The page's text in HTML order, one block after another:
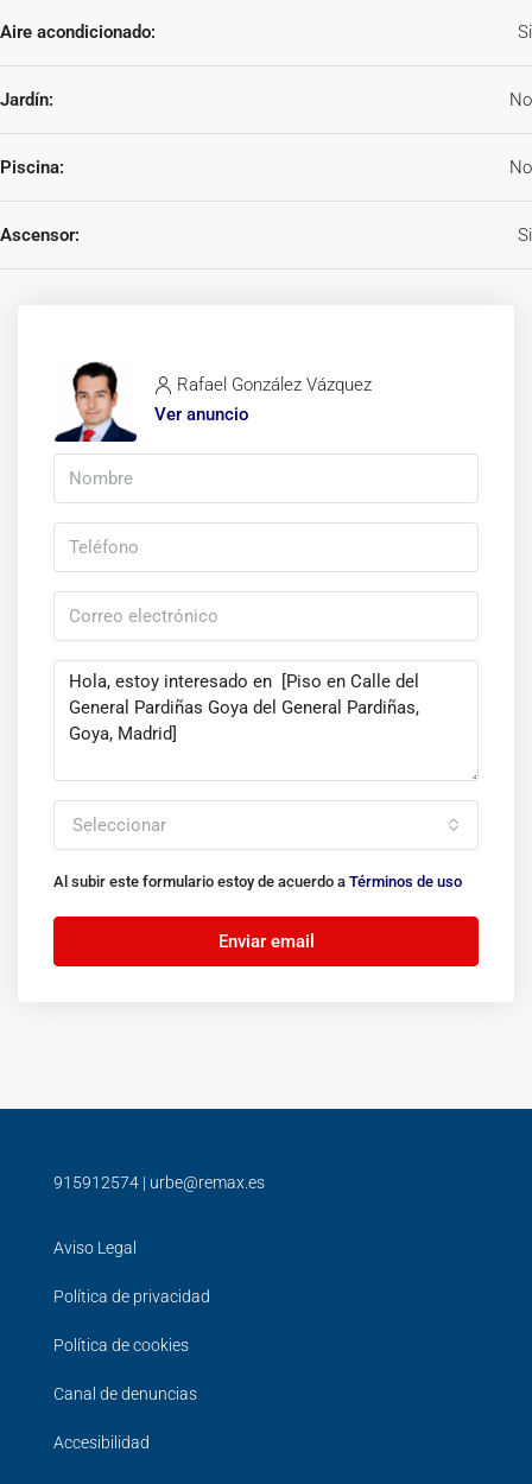
Aire acondicionado: Si
Jardín: No
Piscina: No
Ascensor: Si
Rafael González Vázquez
Ver anuncio
Seleccionar
Al subir este formulario estoy de acuerdo a Términos de uso
Enviar email
915912574 | urbe@remax.es
Aviso Legal
Política de privacidad
Política de cookies
Canal de denuncias
Accesibilidad